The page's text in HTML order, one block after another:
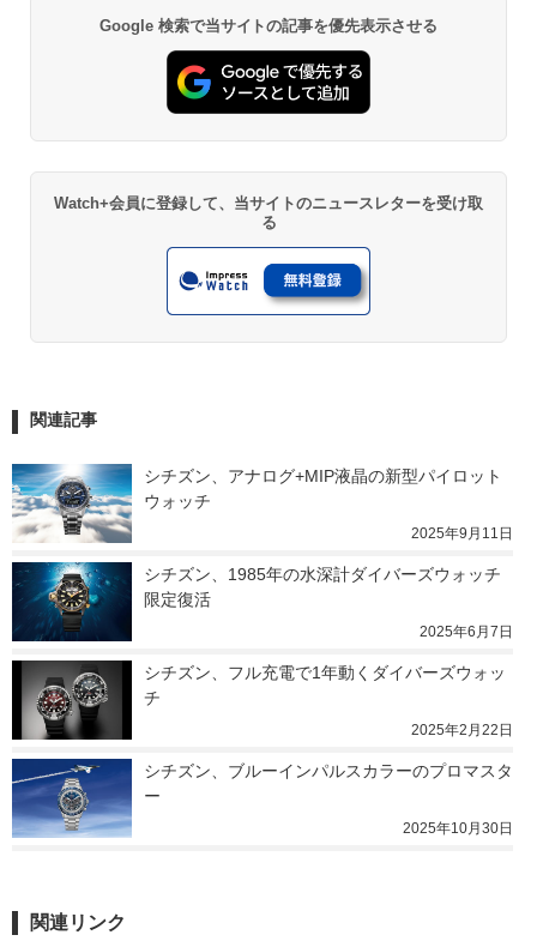
Google 検索で当サイトの記事を優先表示させる
Watch+会員に登録して、当サイトのニュースレターを受け取
る
関連記事
シチズン、アナログ+MIP液晶の新型パイロット
ウォッチ
2025年9月11日
シチズン、1985年の水深計ダイバーズウォッチ
限定復活
2025年6月7日
シチズン、フル充電で1年動くダイバーズウォッ
チ
2025年2月22日
シチズン、ブルーインパルスカラーのプロマスタ
ー
2025年10月30日
関連リンク